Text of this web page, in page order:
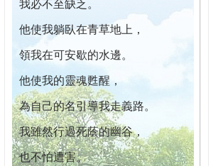
我必不至缺乏。
他使我躺臥在青草地上，
領我在可安歇的水邊。
他使我的靈魂甦醒，
為自己的名引導我走義路。
我雖然行過死蔭的幽谷，
也不怕遭害。